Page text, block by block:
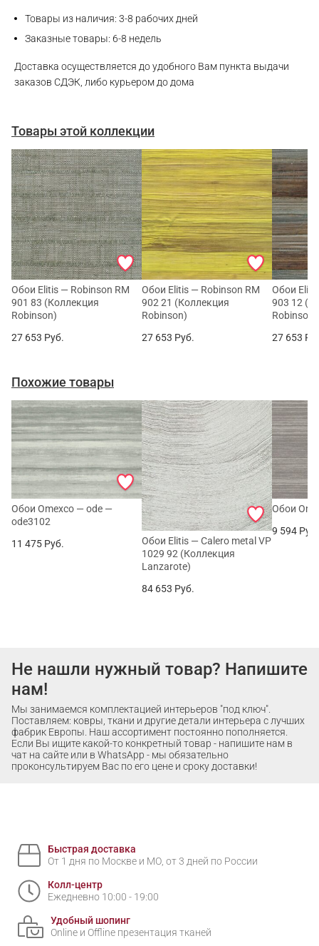
Товары из наличия: 3-8 рабочих дней
Заказные товары: 6-8 недель
Доставка осуществляется до удобного Вам пункта выдачи
заказов СДЭК, либо курьером до дома
Товары этой коллекции
Обои Elitis — Robinson RM
901 83 (Коллекция
Robinson)
27 653 Руб.
Обои Elitis — Robinson RM
902 21 (Коллекция
Robinson)
27 653 Руб.
Обои
903 12
Robinson)
27 653
Похожие товары
Обои Omexco — ode —
ode3102
11 475 Руб.
Обои Elitis — Calero metal VP
1029 92 (Коллекция
Lanzarote)
84 653 Руб.
Обои
9 594 Руб.
Не нашли нужный товар? Напишите
нам!
Мы занимаемся комплектацией интерьеров "под ключ".
Поставляем: ковры, ткани и другие детали интерьера с лучших
фабрик Европы. Наш ассортимент постоянно пополняется.
Если Вы ищите какой-то конкретный товар - напишите нам в
чат на сайте или в WhatsApp - мы обязательно
проконсультируем Вас по его цене и сроку доставки!
Быстрая доставка
От 1 дня по Москве и МО, от 3 дней по России
Колл-центр
Ежедневно 10:00 - 19:00
Удобный шопинг
Online и Offline презентация тканей